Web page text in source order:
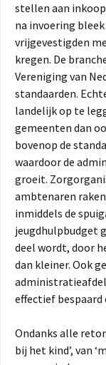
stellen aan
na invoering
vrijgevestigden
kregen. De
Vereniging van
standaarden.
landelijk op te
gemeenten dan
bovenop de
waardoor de
groeit.
ambtenaren
inmiddels de
jeugdhulpbudget
deel wordt, door
dan kleiner. Ook
effectief
Ondanks alle
bij het kind’, van